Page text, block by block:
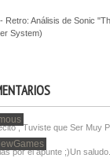
Retro: Análisis de Sonic
System)
, Tuviste que Ser Muy
por el apunte ;)Un saludo.